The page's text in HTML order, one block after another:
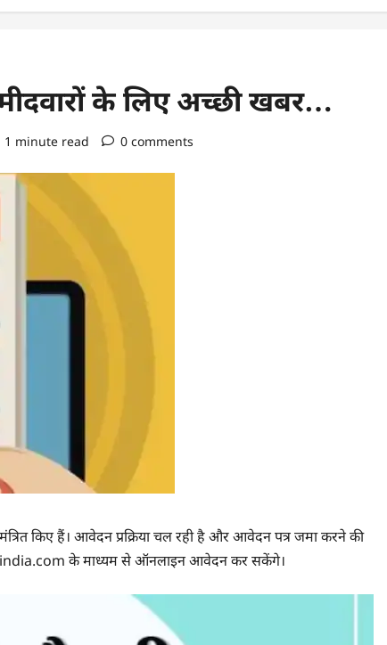
के लिए अच्छी खबर…
1 minute read 0 comments
किए हैं। आवेदन प्रक्रिया चल रही है और आवेदन पत्र जमा करने की
के माध्यम से ऑनलाइन आवेदन कर सकेंगे।